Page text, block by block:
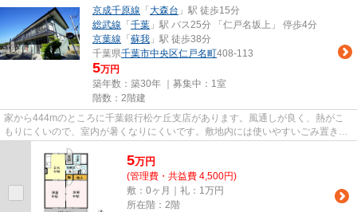
京成千原線 「 大森台 」駅 徒歩15分
総武線 「 千葉 」駅 バス25分 「仁戸名坂上」 停歩4分
京葉線 「 蘇我 」駅 徒歩38分
千葉県千葉市中央区仁戸名町408-113
5万円
築年数：築30年 ｜募集中： 1室
階数：2階建
家から444mのところに千葉銀行松ケ丘支店があります。風通しが良く、熱がこ
もりにくいので、室内が暑くなりにくいです。敷地内には使いやすいごみ置き場
5万円
(管理費・共益費 4,500円)
敷：0ヶ月｜礼：1万円
所在階：2階